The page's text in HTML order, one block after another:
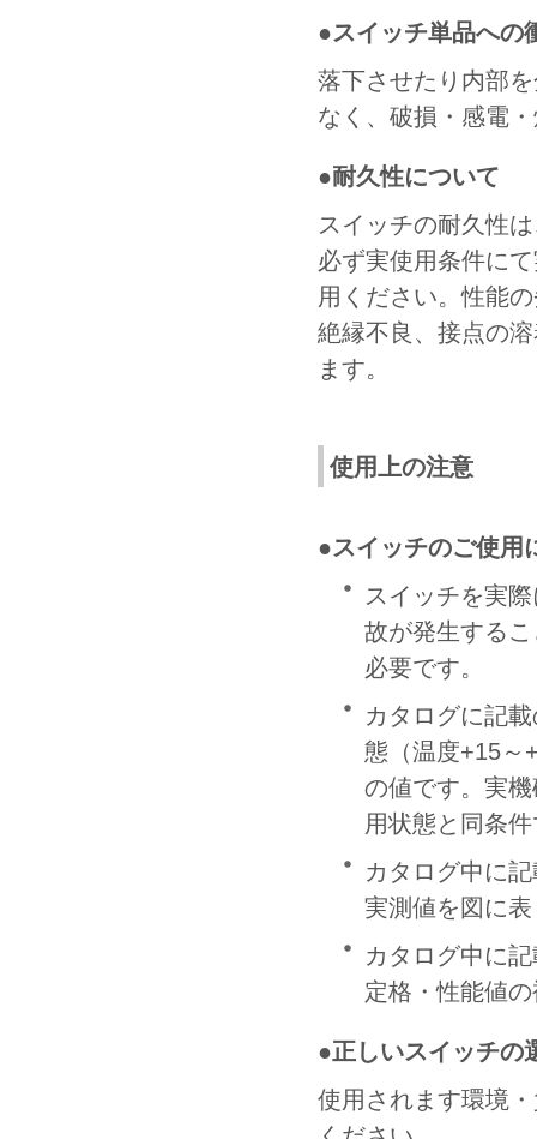
●スイッチ単品への
落下させたり内部
なく、破損・感電
●耐久性について
スイッチの耐久性
必ず実使用条件に
用ください。性能
絶縁不良、接点の
ます。
使用上の注意
●スイッチのご使用
スイッチを実
故が発生する
必要です。
カタログに記
態（温度+15～
の値です。実
用状態と同条
カタログ中に
実測値を図に
カタログ中に
定格・性能値
●正しいスイッチの
使用されます環境